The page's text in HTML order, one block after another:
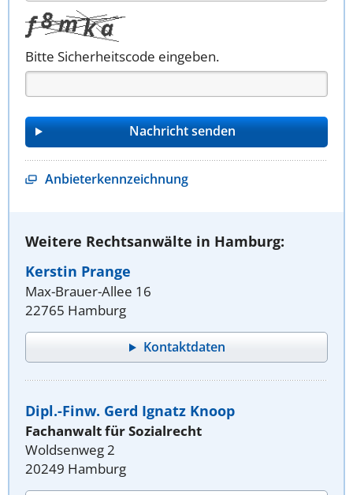
Bitte Sicherheitscode eingeben.
Anbieterkennzeichnung
Weitere Rechtsanwälte in Hamburg:
Kerstin Prange
Max-Brauer-Allee 16
22765 Hamburg
Kontaktdaten
Dipl.-Finw. Gerd Ignatz Knoop
Fachanwalt für Sozialrecht
Woldsenweg 2
20249 Hamburg